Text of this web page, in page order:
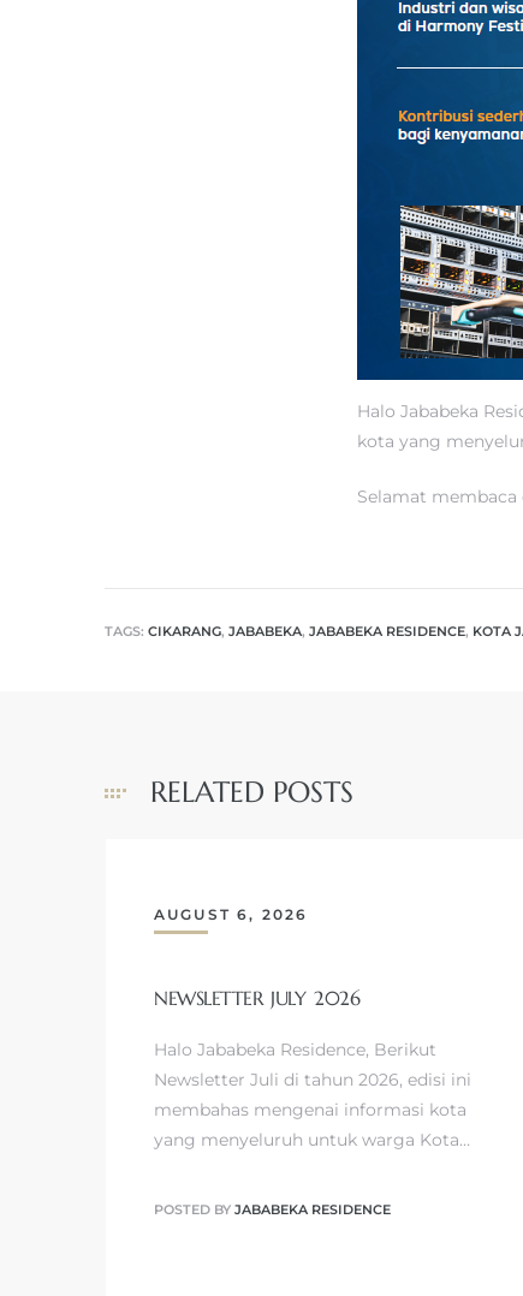
Halo Jababeka
kota yang
Selamat
TAGS: CIKARANG, JABABEKA, JABABEKA RESIDENCE, KOTA
RELATED POSTS
AUGUST 6, 2026
NEWSLETTER JULY 2026
Halo Jababeka Residence, Berikut
Newsletter Juli di tahun 2026, edisi ini
membahas mengenai informasi kota
yang menyeluruh untuk warga Kota…
POSTED BY JABABEKA RESIDENCE